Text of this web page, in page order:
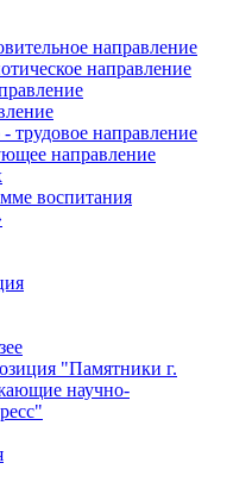
направление
направление
трудовое направление
направление
воспитания
"Памятники г.
научно-